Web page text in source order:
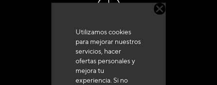
Utilizamos cookies
para mejorar nuestros
servicios, hacer
ofertas personales y
mejora tu
experiencia. Si no
+33 (0)4 79 72 62 22 Pulse 1